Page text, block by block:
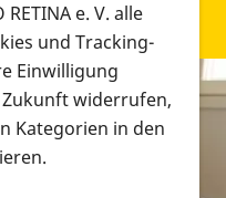
e. V. alle
und Tracking-
Einwilligung
widerrufen,
Kategorien in den